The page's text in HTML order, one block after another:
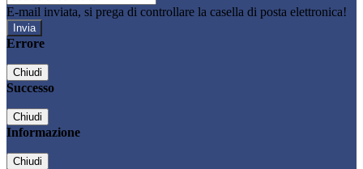
E-mail inviata, si prega di controllare la casella di posta elettronica!
Errore
Chiudi
Successo
Chiudi
Informazione
Chiudi